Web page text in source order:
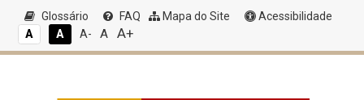
Glossário FAQ Mapa do Site
Acessibilidade
A
A A- A A+